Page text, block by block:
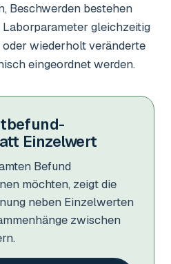
Beschwerden bestehen
gleichzeitig
wiederholt veränderte
eingeordnet werden.
Einzelwert
Befund
möchten, zeigt die
neben Einzelwerten
zwischen